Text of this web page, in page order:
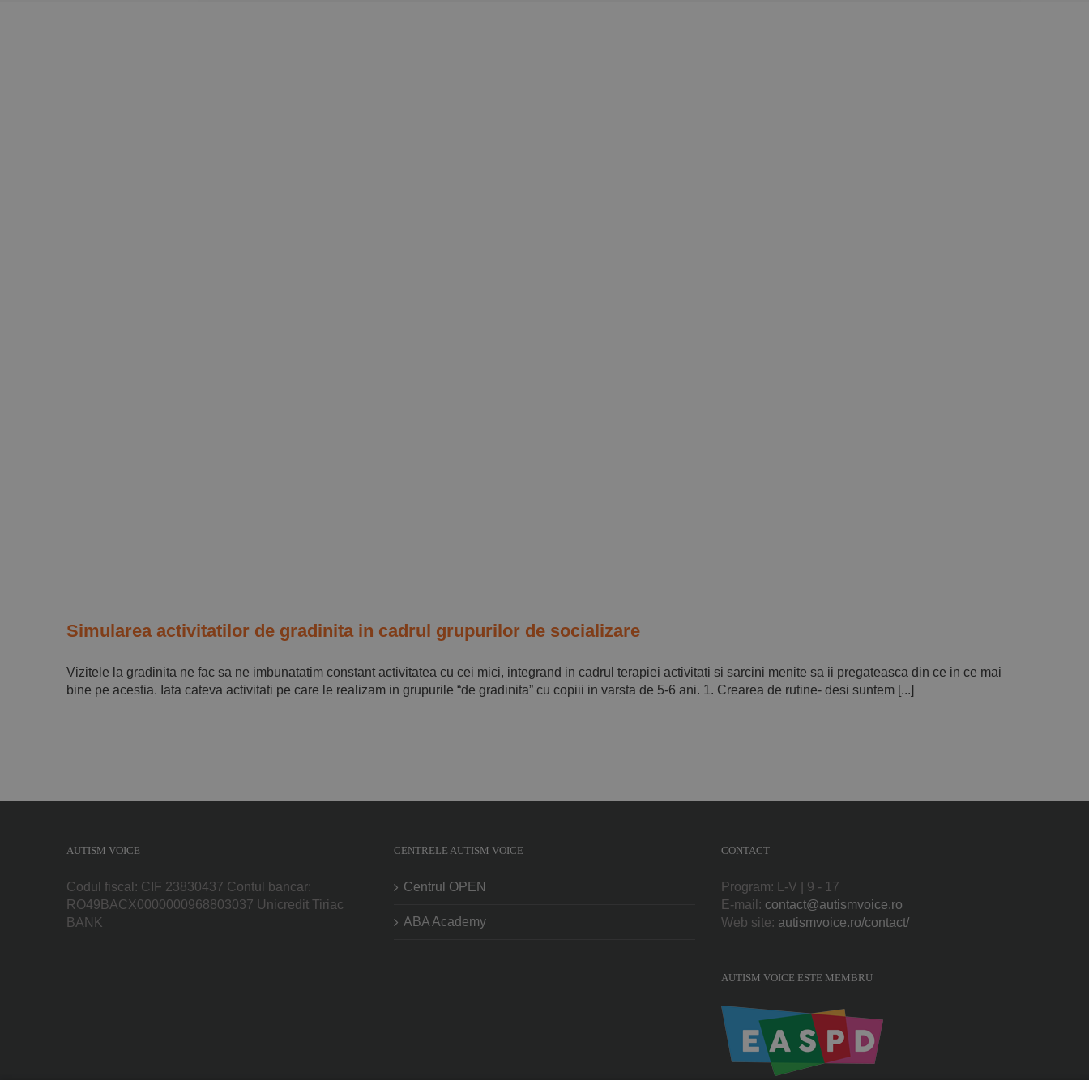
Simularea activitatilor de gradinita in cadrul grupurilor de socializare
Vizitele la gradinita ne fac sa ne imbunatatim constant activitatea cu cei mici, integrand in cadrul terapiei activitati si sarcini menite sa ii pregateasca din ce in ce mai
bine pe acestia. Iata cateva activitati pe care le realizam in grupurile “de gradinita” cu copiii in varsta de 5-6 ani. 1. Crearea de rutine- desi suntem [...]
AUTISM VOICE
Codul fiscal: CIF 23830437 Contul bancar:
RO49BACX0000000968803037 Unicredit Tiriac
BANK
CENTRELE AUTISM VOICE
Centrul OPEN
ABA Academy
CONTACT
Program: L-V | 9 - 17
E-mail: contact@autismvoice.ro
Web site: autismvoice.ro/contact/
AUTISM VOICE ESTE MEMBRU